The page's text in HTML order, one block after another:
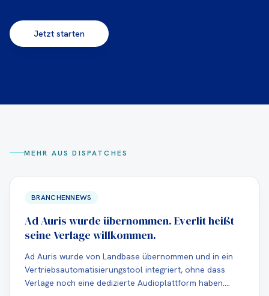
Jetzt starten
MEHR AUS DISPATCHES
BRANCHENNEWS
Ad Auris wurde übernommen. Everlit heißt
seine Verlage willkommen.
Ad Auris wurde von Landbase übernommen und in ein
Vertriebsautomatisierungstool integriert, ohne dass
Verlage noch eine dedizierte Audioplattform haben.